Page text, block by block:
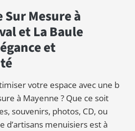
Mesure à
et La Baule
et
votre espace avec une b
à Mayenne ? Que ce soit
souvenirs, photos, CD, ou
d’artisans menuisiers est à